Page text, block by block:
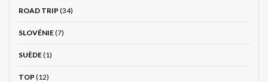
ROAD TRIP (34)
SLOVÉNIE(7)
SUÈDE(1)
TOP (12)